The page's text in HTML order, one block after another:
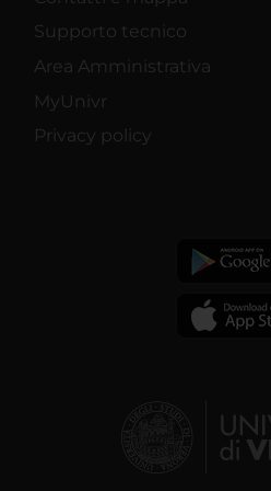
Supporto tecnico
Area Amministrativa
MyUnivr
Privacy policy